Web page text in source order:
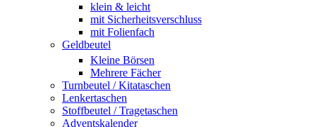
klein & leicht
mit Sicherheitsverschluss
mit Folienfach
Geldbeutel
Kleine Börsen
Mehrere Fächer
Turnbeutel / Kitataschen
Lenkertaschen
Stoffbeutel / Tragetaschen
Adventskalender